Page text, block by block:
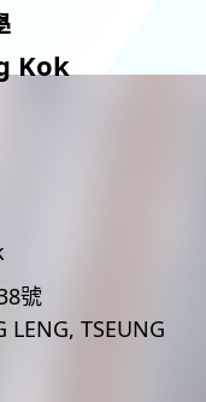
Kok
號
LENG, TSEUNG